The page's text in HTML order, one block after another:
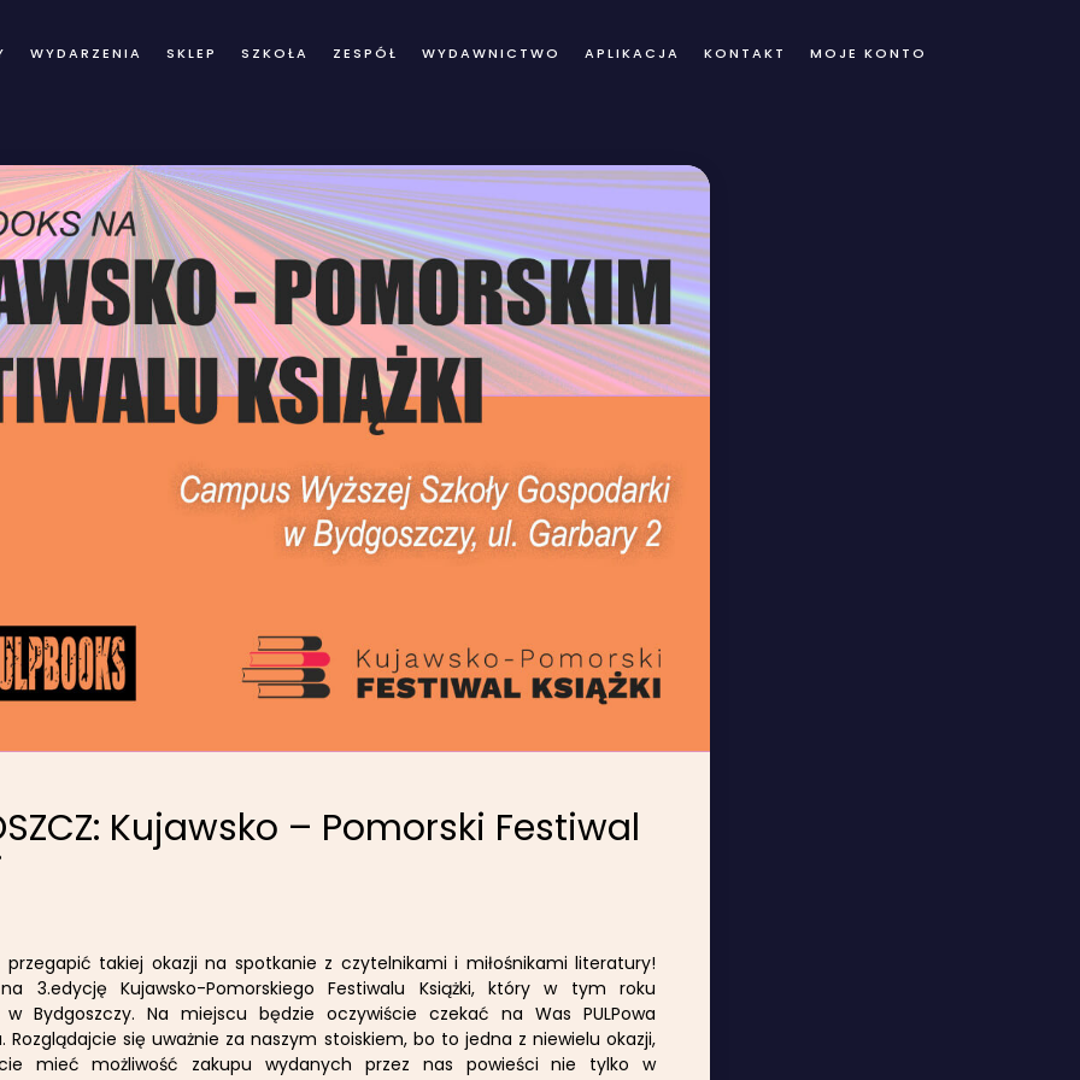
WYDARZENIA SKLEP SZKOŁA ZESPÓŁ WYDAWNICTWO APLIKACJA KONTAKT MOJE KONTO
Kujawsko – Pomorski Festiwal
przegapić takiej okazji na spotkanie z czytelnikami i miłośnikami literatury!
3.edycję Kujawsko-Pomorskiego Festiwalu Książki, który w tym roku
Bydgoszczy. Na miejscu będzie oczywiście czekać na Was PULPowa
Rozglądajcie się uważnie za naszym stoiskiem, bo to jedna z niewielu okazji,
mieć możliwość zakupu wydanych przez nas powieści nie tylko w